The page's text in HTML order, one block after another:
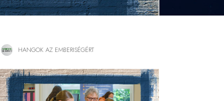
HANGOK AZ EMBERISÉGÉRT